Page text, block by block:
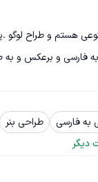
و طراح لوگو
به فارسی و برعکس و
به فارسی طراحی بنر
دیگر